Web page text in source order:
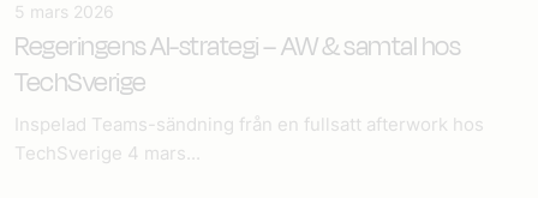
5 mars 2026
Regeringens AI-strategi – AW & samtal hos
TechSverige
Inspelad Teams-sändning från en fullsatt afterwork hos
TechSverige 4 mars...